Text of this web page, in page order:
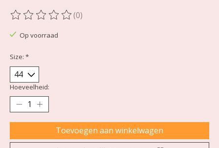
De beoordeling van dit product is
(0)
Op voorraad
Size: *
Hoeveelheid:
Toevoegen aan winkelwagen